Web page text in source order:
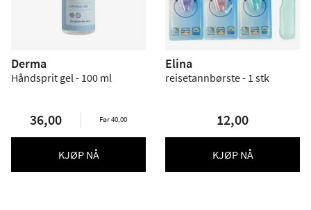
Derma
Håndsprit gel - 100 ml
36,00 Før 40,00
KJØP NÅ
Elina
reisetannbørste - 1 stk
12,00
KJØP NÅ